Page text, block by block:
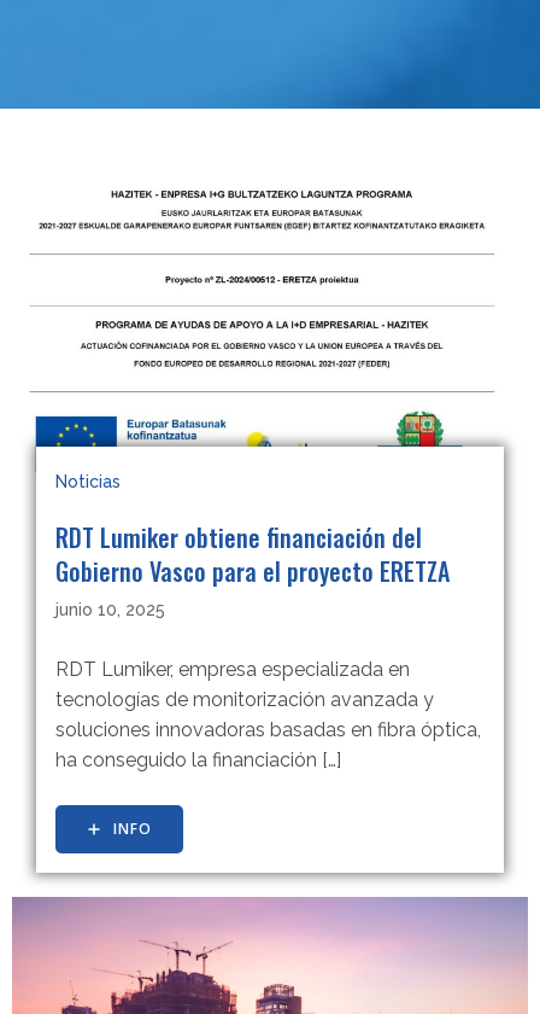
Noticias
RDT Lumiker obtiene financiación del
Gobierno Vasco para el proyecto ERETZA
junio 10, 2025
RDT Lumiker, empresa especializada en
tecnologías de monitorización avanzada y
soluciones innovadoras basadas en fibra óptica,
ha conseguido la financiación […]
INFO